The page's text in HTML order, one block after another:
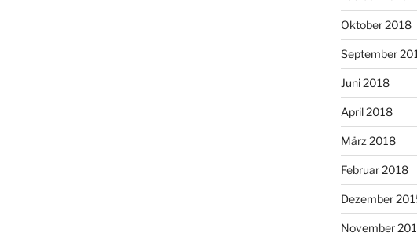
Oktober 2018
September
Juni 2018
April 2018
März 2018
Februar 2018
Dezember
November